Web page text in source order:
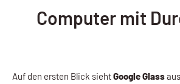
Computer mit
Auf den ersten Blick siehtGoogle Glass